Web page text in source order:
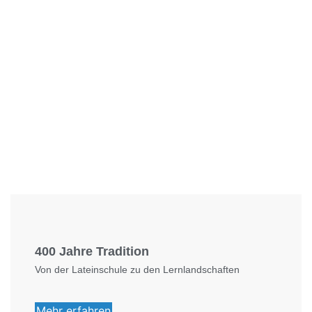
400 Jahre Tradition
Von der Lateinschule zu den Lernlandschaften